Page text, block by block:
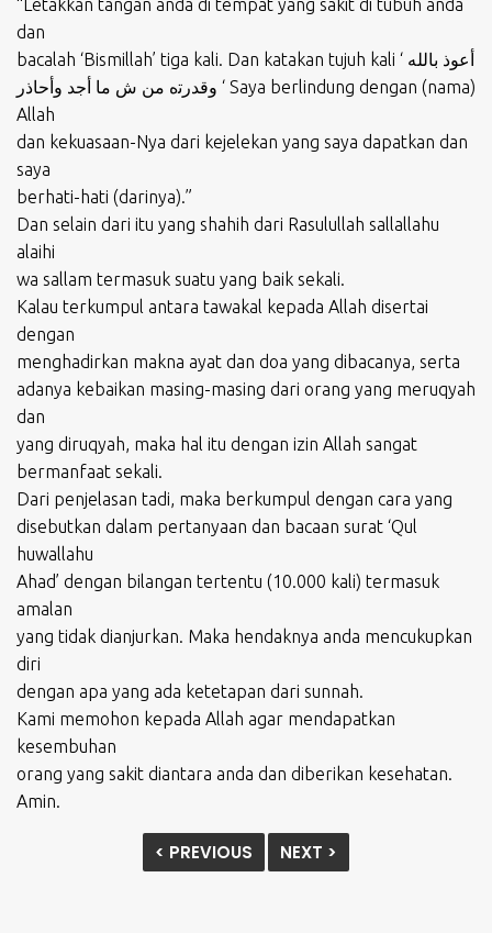
“Letakkan tangan anda di tempat yang sakit di tubuh anda
dan
bacalah ‘Bismillah’ tiga kali. Dan katakan tujuh kali ‘ أعوذ بالله
وقدرﺗه من ش ما أجد وأحاذر ‘ Saya berlindung dengan (nama)
Allah
dan kekuasaan-Nya dari kejelekan yang saya dapatkan dan
saya
berhati-hati (darinya).”
Dan selain dari itu yang shahih dari Rasulullah sallallahu
alaihi
wa sallam termasuk suatu yang baik sekali.
Kalau terkumpul antara tawakal kepada Allah disertai
dengan
menghadirkan makna ayat dan doa yang dibacanya, serta
adanya kebaikan masing-masing dari orang yang meruqyah
dan
yang diruqyah, maka hal itu dengan izin Allah sangat
bermanfaat sekali.
Dari penjelasan tadi, maka berkumpul dengan cara yang
disebutkan dalam pertanyaan dan bacaan surat ‘Qul
huwallahu
Ahad’ dengan bilangan tertentu (10.000 kali) termasuk
amalan
yang tidak dianjurkan. Maka hendaknya anda mencukupkan
diri
dengan apa yang ada ketetapan dari sunnah.
Kami memohon kepada Allah agar mendapatkan
kesembuhan
orang yang sakit diantara anda dan diberikan kesehatan.
Amin.
< PREVIOUS NEXT >